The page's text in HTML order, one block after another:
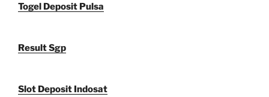
Togel Deposit Pulsa
Result Sgp
Slot Deposit Indosat